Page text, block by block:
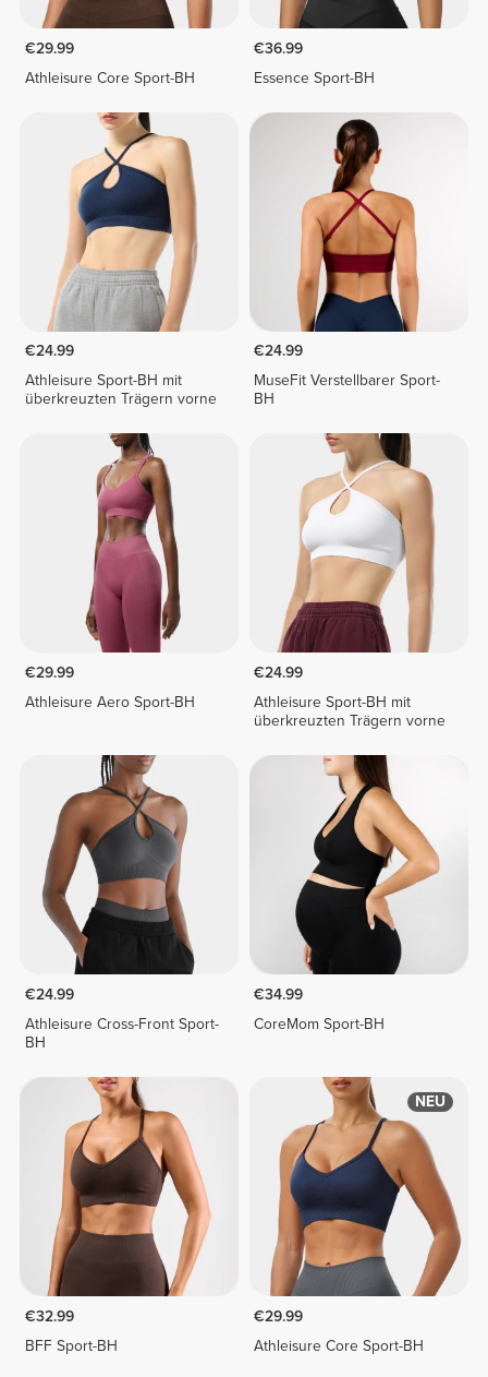
€29.99
Athleisure Core Sport-BH
€36.99
Essence Sport-BH
€24.99
Athleisure Sport-BH mit
überkreuzten Trägern vorne
€24.99
MuseFit Verstellbarer Sport-
BH
€29.99
Athleisure Aero Sport-BH
€24.99
Athleisure Sport-BH mit
überkreuzten Trägern vorne
€24.99
Athleisure Cross-Front Sport-
BH
€34.99
CoreMom Sport-BH
€32.99
BFF Sport-BH
NEU
€29.99
Athleisure Core Sport-BH